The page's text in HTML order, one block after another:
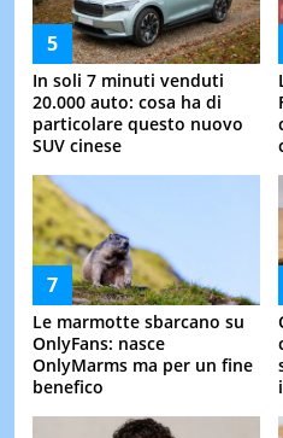
In soli 7 minuti venduti
20.000 auto: cosa ha di
particolare questo nuovo
SUV cinese
Le marmotte sbarcano su
OnlyFans: nasce
OnlyMarms ma per un fine
benefico